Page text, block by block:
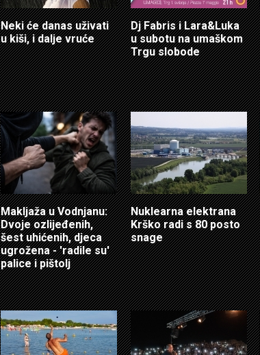
Neki će danas uživati
u kiši, i dalje vruće
Dj Fabris i Lara&Luka
u subotu na umaškom
Trgu slobode
Makljaža u Vodnjanu:
Dvoje ozlijeđenih,
šest uhićenih, djeca
ugrožena - 'radile su'
palice i pištolj
Nuklearna elektrana
Krško radi s 80 posto
snage